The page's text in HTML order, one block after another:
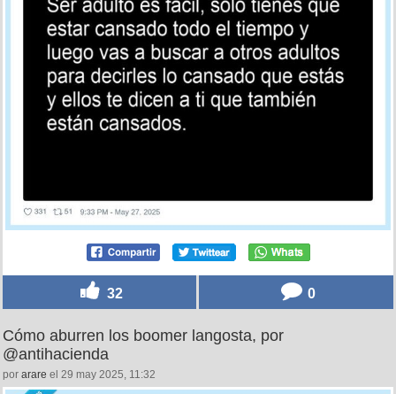
32 0
Cómo aburren los boomer langosta, por
@antihacienda
por arare el 29 may 2025, 11:32